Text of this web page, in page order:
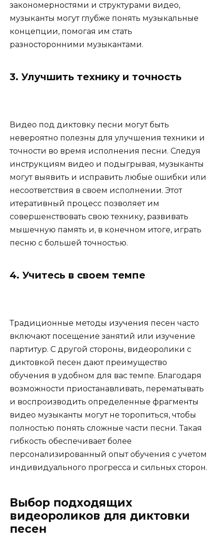
закономерностями и структурами видео,
музыканты могут глубже понять музыкальные
концепции, помогая им стать
разносторонними музыкантами.
3. Улучшить технику и точность
Видео под диктовку песни могут быть
невероятно полезны для улучшения техники и
точности во время исполнения песни. Следуя
инструкциям видео и подыгрывая, музыканты
могут выявить и исправить любые ошибки или
несоответствия в своем исполнении. Этот
итеративный процесс позволяет им
совершенствовать свою технику, развивать
мышечную память и, в конечном итоге, играть
песню с большей точностью.
4. Учитесь в своем темпе
Традиционные методы изучения песен часто
включают посещение занятий или изучение
партитур. С другой стороны, видеоролики с
диктовкой песен дают преимущество
обучения в удобном для вас темпе. Благодаря
возможности приостанавливать, перематывать
и воспроизводить определенные фрагменты
видео музыканты могут не торопиться, чтобы
полностью понять сложные части песни. Такая
гибкость обеспечивает более
персонализированный опыт обучения с учетом
индивидуального прогресса и сильных сторон.
Выбор подходящих
видеороликов для диктовки
песен